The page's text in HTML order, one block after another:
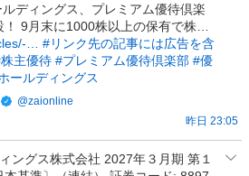
ディングス、プレミアム優待倶楽
9月末に1000株以上の保有で株…
…
#リンク先の記事には広告を含
主優待 #プレミアム優待倶楽部 #優
ールディングス
@zaionline
昨日 23:05
ングス株式会社 2027年３月期 第１